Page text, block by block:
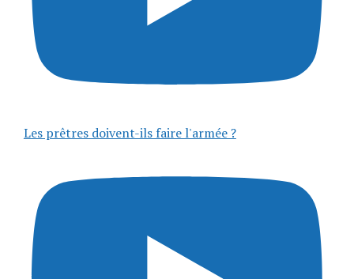
Les prêtres doivent-ils faire l'armée ?